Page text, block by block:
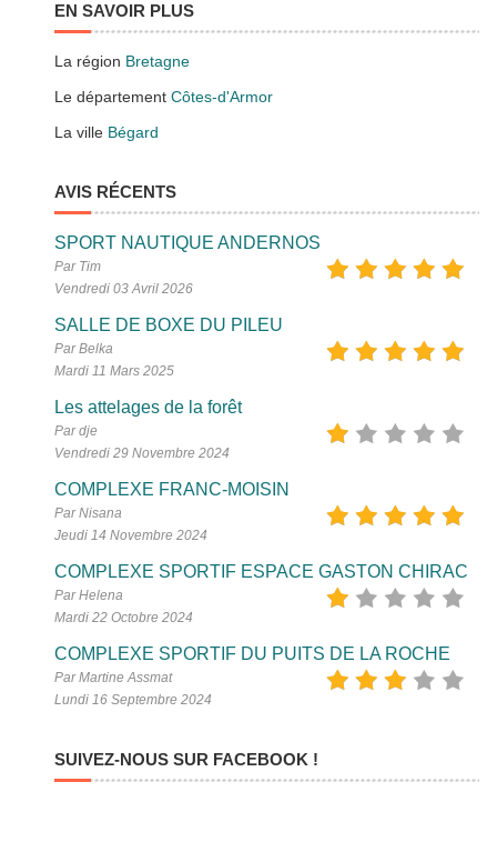
EN SAVOIR PLUS
La région Bretagne
Le départementCôtes-d'Armor
La ville Bégard
AVIS RÉCENTS
SPORT NAUTIQUE ANDERNOS
Par Tim
Vendredi 03 Avril 2026
SALLE DE BOXE DU PILEU
Par Belka
Mardi 11 Mars 2025
Les attelages de la forêt
Par dje
Vendredi 29 Novembre 2024
COMPLEXE FRANC-MOISIN
Par Nisana
Jeudi 14 Novembre 2024
COMPLEXE SPORTIF ESPACE GASTON CHIRAC
Par Helena
Mardi 22 Octobre 2024
COMPLEXE SPORTIF DU PUITS DE LA ROCHE
Par Martine Assmat
Lundi 16 Septembre 2024
SUIVEZ-NOUS SUR FACEBOOK !